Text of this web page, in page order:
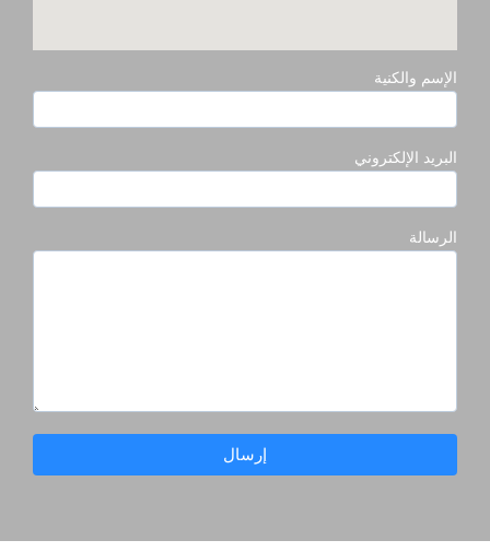
الإسم والكنية
البريد الإلكتروني
الرسالة
إرسال